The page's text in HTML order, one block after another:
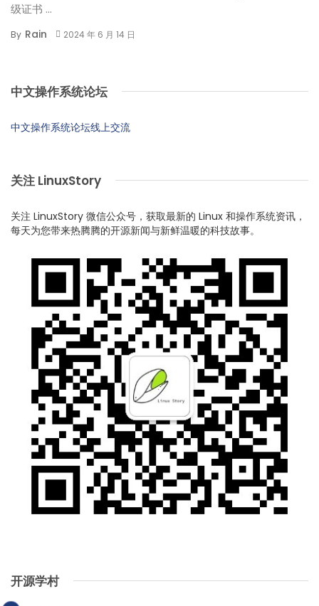
级证书 ...
By Rain 2024 年 6 月 14 日
中文操作系统论坛
中文操作系统论坛线上交流
关注 LinuxStory
关注 LinuxStory 微信公众号，获取最新的 Linux 和操作系统资讯，
每天为您带来热腾腾的开源新闻与新鲜温暖的科技故事。
开源学村